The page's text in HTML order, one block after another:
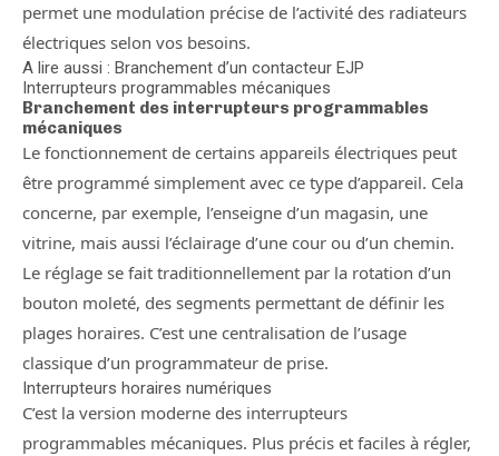
permet une modulation précise de l’activité des radiateurs
électriques selon vos besoins.
A lire aussi : Branchement d’un contacteur EJP
Interrupteurs programmables mécaniques
Branchement des interrupteurs programmables
mécaniques
Le fonctionnement de certains appareils électriques peut
être programmé simplement avec ce type d’appareil. Cela
concerne, par exemple, l’enseigne d’un magasin, une
vitrine, mais aussi l’éclairage d’une cour ou d’un chemin.
Le réglage se fait traditionnellement par la rotation d’un
bouton moleté, des segments permettant de définir les
plages horaires. C’est une centralisation de l’usage
classique d’un programmateur de prise.
Interrupteurs horaires numériques
C’est la version moderne des interrupteurs
programmables mécaniques. Plus précis et faciles à régler,